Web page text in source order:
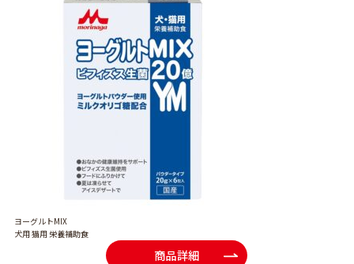
ヨーグルトMIX
犬用 猫用 栄養補助食
商品詳細